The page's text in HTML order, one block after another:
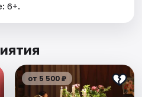
6+.
от 5 500 ₽